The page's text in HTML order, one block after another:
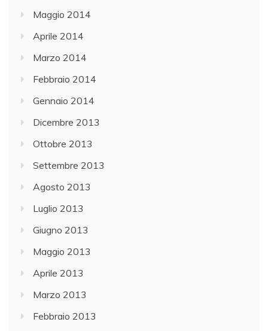
Maggio 2014
Aprile 2014
Marzo 2014
Febbraio 2014
Gennaio 2014
Dicembre 2013
Ottobre 2013
Settembre 2013
Agosto 2013
Luglio 2013
Giugno 2013
Maggio 2013
Aprile 2013
Marzo 2013
Febbraio 2013